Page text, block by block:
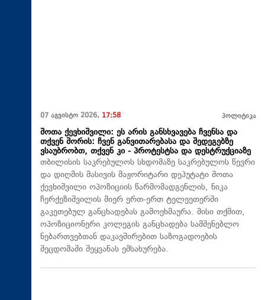
07 აგვისტო 2026, 17:58 პოლიტიკა
შოთა ქევხიშვილი: ეს არის განსხვავება ჩვენსა და
თქვენ შორის: ჩვენ განვითარებასა და შედეგებზე
ვსაუბრობთ, თქვენ კი - პროტესტსა და დესტრუქციაზე
თბილისის საკრებულოს სხდომაზე საკრებულოს წევრი
და დიღმის მასივის მაჟორიტარი დეპუტატი შოთა
ქევხიშვილი ოპოზიციის წარმომადგენლის, ნიკა
ჩერქეზიშვილის მიერ ერთ-ერთ ტელეეთერში
გაკეთებულ განცხადებას გამოეხმაურა. მისი თქმით,
ოპოზიციონერი კოლეგის განცხადება სამშენებლო
ნებართვებთან დაკავშირებით საზოგადოების
შეცდომაში შეყვანას ემსახურება.